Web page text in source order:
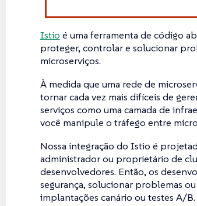
Istio é uma ferramenta de código
proteger, controlar e solucionar
microserviços.
À medida que uma rede de
tornar cada vez mais difíceis de
serviços como uma camada de
você manipule o tráfego entre
Nossa integração do Istio é
administrador ou proprietário de
desenvolvedores. Então, os
segurança, solucionar problemas
implantações canário ou testes A/B.